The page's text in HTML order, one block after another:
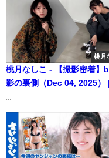
chさんより
桃月
桃月なしこ - 【撮影密着】
影の裏側（Dec 04, 2025）
るさんより